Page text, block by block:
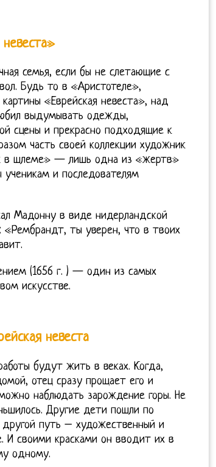
семья, если бы не слетающие с
Будь то в «Аристотеле»,
«Еврейская невеста», над
выдумывать одежды,
сцены и прекрасно подходящие к
часть своей коллекции художник
в шлеме» — лишь одна из «жертв»
и последователям
Мадонну в виде нидерландской
«Рембрандт, ты уверен, что в твоих
(1656 г. ) — один из самых
искусстве.
невеста
будут жить в веках. Когда,
отец сразу прощает его и
наблюдать зарождение горы. Не
Другие дети пошли по
путь – художественный и
И своими красками он вводит их в
одному.